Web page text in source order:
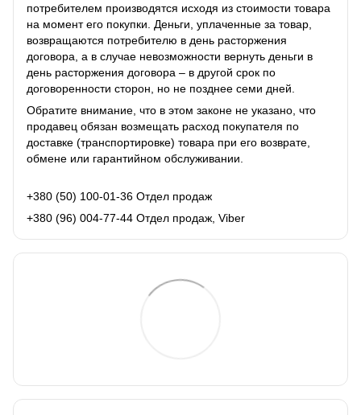
потребителем производятся исходя из стоимости товара
на момент его покупки. Деньги, уплаченные за товар,
возвращаются потребителю в день расторжения
договора, а в случае невозможности вернуть деньги в
день расторжения договора – в другой срок по
договоренности сторон, но не позднее семи дней.
Обратите внимание, что в этом законе не указано, что
продавец обязан возмещать расход покупателя по
доставке (транспортировке) товара при его возврате,
обмене или гарантийном обслуживании.
+380 (50) 100-01-36 Отдел продаж
+380 (96) 004-77-44 Отдел продаж, Viber